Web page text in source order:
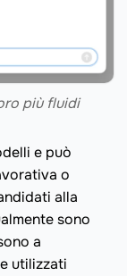
più fluidi
e può
o
alla
sono
a
utilizzati